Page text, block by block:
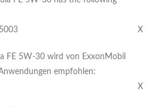
X
FE 5W-30 wird von ExxonMobil
empfohlen:
X